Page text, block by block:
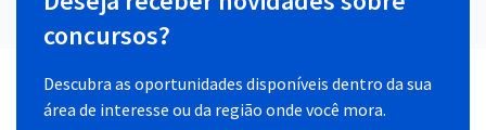
concursos?
Descubra as oportunidades disponíveis dentro da sua
área de interesse ou da região onde você mora.